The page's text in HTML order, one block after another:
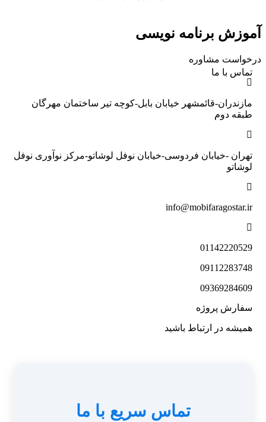
آموزش برنامه نویسی
درخواست مشاوره
تماس با ما
مازندران-قائمشهر خیابان بابل-کوچه تیر ساختمان مهرگان
طبقه دوم
تهران -خیابان فردوسی-خیابان نوفل لوشاتو-مرکز نوآوری نوفل
لوشاتو
info@mobifaragostar.ir
01142220529
09112283748
09369284609
سفارش پروژه
همیشه در ارتباط باشید
تماس سریع با ما